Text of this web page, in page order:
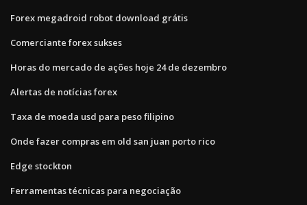
Forex megadroid robot download grátis
Comerciante forex sukses
Horas do mercado de ações hoje 24 de dezembro
Alertas de notícias forex
Taxa de moeda usd para peso filipino
Onde fazer compras em old san juan porto rico
Edge stockton
Ferramentas técnicas para negociação